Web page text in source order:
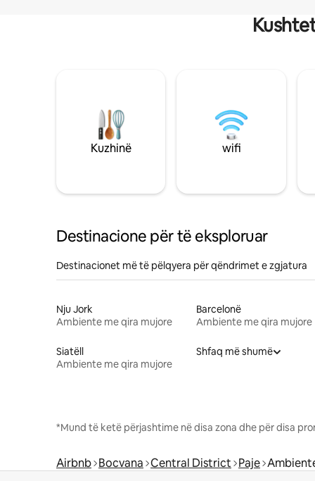
Kuzhinë wifi
Destinacione për të eksploruar
Destinacionet më të pëlqyera për qëndrimet e zgjatura
Nju Jork
Ambiente me qira mujore
Barcelonë
Ambiente me qira mujore
Siatëll
Ambiente me qira mujore
Shfaq më shumë
*Mund të ketë përjashtime në disa zona dhe për disa
Airbnb Bocvana Central District Paje